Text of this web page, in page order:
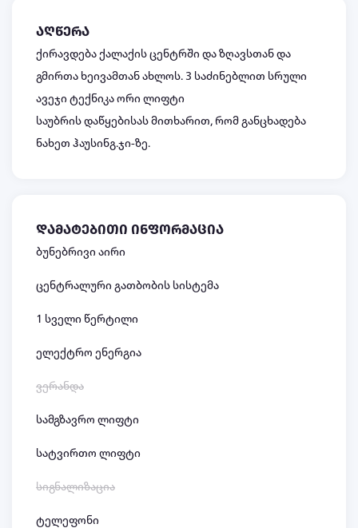
აღწერა
ქირავდება ქალაქის ცენტრში და ზღავსთან და
გმირთა ხეივამთან ახლოს. 3 საძინებლით სრული
ავეჯი ტექნიკა ორი ლიფტი
საუბრის დაწყებისას მითხარით, რომ განცხადება
ნახეთ ჰაუსინგ.ჯი-ზე.
დამატებითი ინფორმაცია
ბუნებრივი აირი
ცენტრალური გათბობის სისტემა
1 სველი წერტილი
ელექტრო ენერგია
ვერანდა
სამგზავრო ლიფტი
სატვირთო ლიფტი
სიგნალიზაცია
ტელეფონი